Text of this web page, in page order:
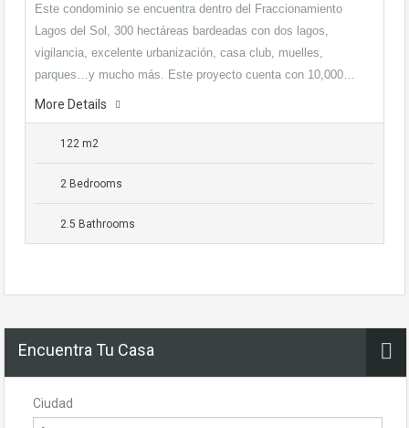
Este condominio se encuentra dentro del Fraccionamiento
Lagos del Sol, 300 hectáreas bardeadas con dos lagos,
vigilancia, excelente urbanización, casa club, muelles,
parques…y mucho más. Este proyecto cuenta con 10,000…
More Details
122 m2
2 Bedrooms
2.5 Bathrooms
Encuentra Tu Casa
Ciudad